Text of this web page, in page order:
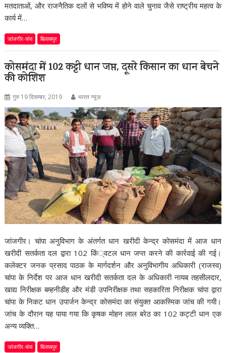
मतदाताओं, और राजनैतिक दलों से भविष्य में होने वाले चुनाव जैसे राष्ट्रीय महत्व के
कार्य में…
जांजगीर-चंपा बिलासपुर
कोसमंदा में 102 कट्टी धान जप्त, दूसरे किसान का धान बेचने
की कोशिश
गुरु 19 दिसम्बर, 2019 भारत न्यूज़
जांजगीर। चांपा अनुविभाग के अंतर्गत धान खरीदी केन्द्र कोसमंदा में आज धान
खरीदी सतर्कता दल द्वारा 102 किं्वटल धान जप्त करने की कार्रवाई की गई।
कलेक्टर जनक प्रसाद पाठक के मार्गदर्शन और अनुविभागीय अधिकारी (राजस्व)
चांपा के निर्देश पर आज धान खरीदी सतर्कता दल के अधिकारी नायब तहसीलदार,
खाद्य निरीक्षक बम्हनीडीह और मंडी उपनिरीक्षक तथा सहकारिता निरीक्षक चांपा द्वारा
चांपा के निकट धान उपार्जन केन्द्र कोसमंदा का संयुक्त आकस्मिक जांच की गयी।
जांच के दौरान यह पाया गया कि कृषक मोहन लाल बरेठ का 102 कट्टी धान एक
अन्य व्यक्ति…
जांजगीर-चंपा बिलासपुर